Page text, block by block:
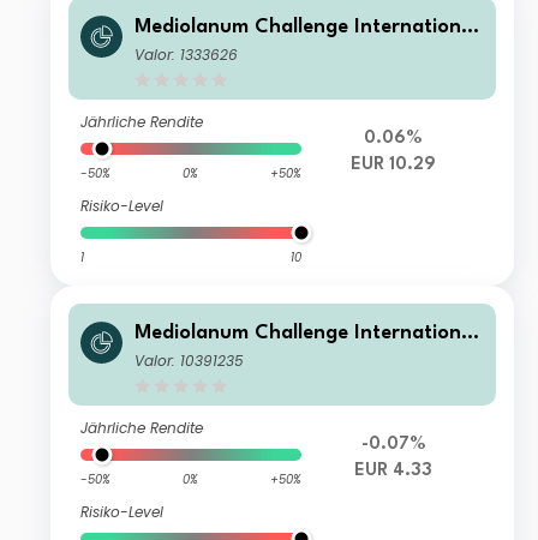
Mediolanum Challenge International
Inc Hedged S-A
Valor: 1333626
Jährliche Rendite
-50% 0% +50%
Risiko-Level
1 10
0.06%
EUR 10.29
Mediolanum Challenge International
Income L B
Valor: 10391235
Jährliche Rendite
-50% 0% +50%
Risiko-Level
-0.07%
EUR 4.33